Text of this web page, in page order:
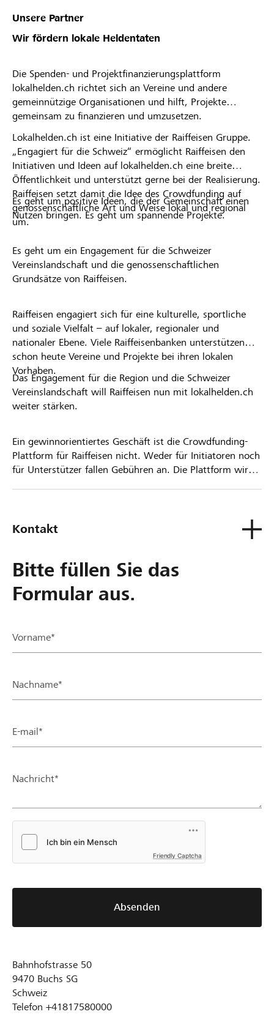
Unsere Partner
Wir fördern lokale Heldentaten
Die Spenden- und Projektfinanzierungsplattform
lokalhelden.ch richtet sich an Vereine und andere
gemeinnützige Organisationen und hilft, Projekte
gemeinsam zu finanzieren und umzusetzen.
Lokalhelden.ch ist eine Initiative der Raiffeisen Gruppe.
„Engagiert für die Schweiz“ ermöglicht Raiffeisen den
Initiativen und Ideen auf lokalhelden.ch eine breite
Öffentlichkeit und unterstützt gerne bei der Realisierung.
Raiffeisen setzt damit die Idee des Crowdfunding auf
genossenschaftliche Art und Weise lokal und regional
um.
Es geht um positive Ideen, die der Gemeinschaft einen
Nutzen bringen. Es geht um spannende Projekte.
Es geht um ein Engagement für die Schweizer
Vereinslandschaft und die genossenschaftlichen
Grundsätze von Raiffeisen.
Raiffeisen engagiert sich für eine kulturelle, sportliche
und soziale Vielfalt – auf lokaler, regionaler und
nationaler Ebene. Viele Raiffeisenbanken unterstützen
schon heute Vereine und Projekte bei ihren lokalen
Vorhaben.
Das Engagement für die Region und die Schweizer
Vereinslandschaft will Raiffeisen nun mit lokalhelden.ch
weiter stärken.
Ein gewinnorientiertes Geschäft ist die Crowdfunding-
Plattform für Raiffeisen nicht. Weder für Initiatoren noch
für Unterstützer fallen Gebühren an. Die Plattform wird
Kontakt
Bitte füllen Sie das
Formular aus.
Vorname*
Nachname*
E-mail*
Nachricht*
Friendly Captcha
Absenden
Bahnhofstrasse 50
9470 Buchs SG
Schweiz
Telefon +41817580000